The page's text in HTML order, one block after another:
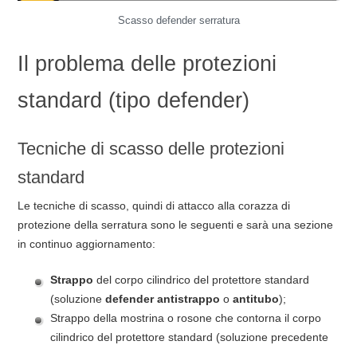
Scasso defender serratura
Il problema delle protezioni
standard (tipo defender)
Tecniche di scasso delle protezioni
standard
Le tecniche di scasso, quindi di attacco alla corazza di
protezione della serratura sono le seguenti e sarà una sezione
in continuo aggiornamento:
Strappo del corpo cilindrico del protettore standard
(soluzionedefender antistrappoo antitubo);
Strappo della mostrina o rosone che contorna il corpo
cilindrico del protettore standard (soluzione precedente